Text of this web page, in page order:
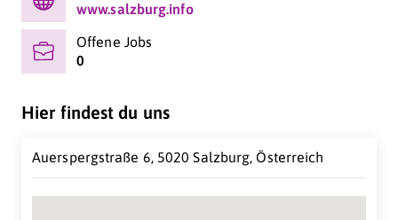
www.salzburg.info
Offene Jobs
0
Hier findest du uns
Auerspergstraße 6, 5020 Salzburg, Österreich